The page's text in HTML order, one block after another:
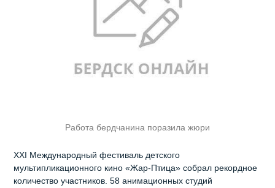
Работа бердчанина поразила жюри
XXI Международный фестиваль детского
мультипликационного кино «Жар-Птица» собрал рекордное
количество участников. 58 анимационных студий